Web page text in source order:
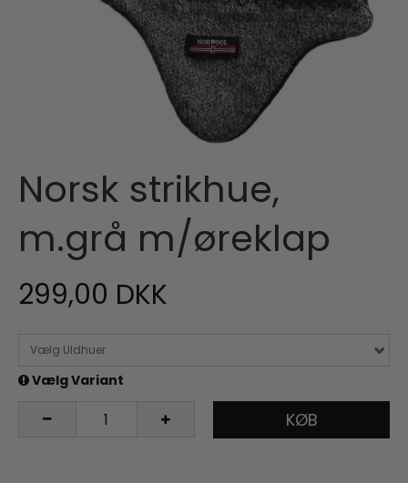
Norsk strikhue,
m.grå m/øreklap
299,00 DKK
Vælg Uldhuer
Vælg Variant
KØB